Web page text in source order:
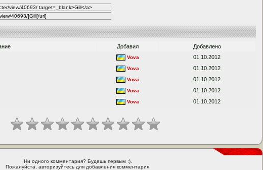
Добавил
Добавлено
Vova
01.10.2012
Vova
01.10.2012
Vova
01.10.2012
Vova
01.10.2012
Vova 01.10.2012
Ни одного комментария? Будешь первым :).
Пожалуйста, авторизуйтесь для добавления комментария.